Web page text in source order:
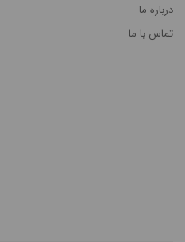
ترین
درباره ما
تماس با ما